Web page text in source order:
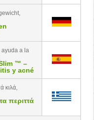
a la
™ –
y acné
κιλά,
περιττά